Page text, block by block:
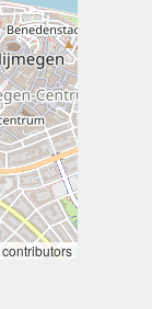
contributors